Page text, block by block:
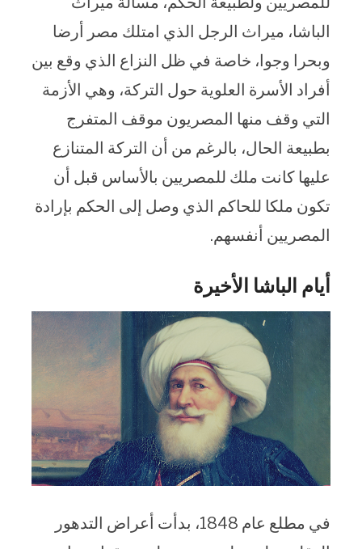
الباشا، ميراث الرجل الذي امتلك مصر أرضا
وبحرا وجوا، خاصة في ظل النزاع الذي وقع بين
أفراد الأسرة العلوية حول التركة، وهي الأزمة
التي وقف منها المصريون موقف المتفرج
بطبيعة الحال، بالرغم من أن التركة المتنازع
عليها كانت ملك للمصريين بالأساس قبل أن
تكون ملكا للحاكم الذي وصل إلى الحكم بإرادة
المصريين أنفسهم.
أيام الباشا الأخيرة
في مطلع عام 1848، بدأت أعراض التدهور